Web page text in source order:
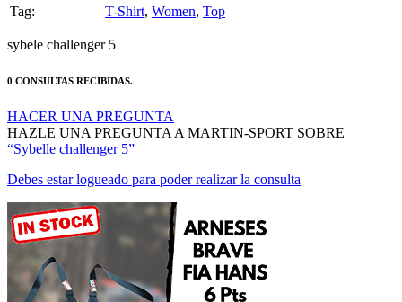
Tag:
T-Shirt, Women, Top
sybele challenger 5
0 CONSULTAS RECIBIDAS.
HACER UNA PREGUNTA
HAZLE UNA PREGUNTA A MARTIN-SPORT SOBRE
“Sybelle challenger 5”
Debes estar logueado para poder realizar la consulta